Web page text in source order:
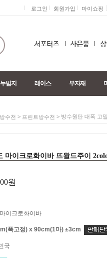
로그인 회원가입 마이쇼핑
누빔지 레이스 부자재
방수천 > 프린트방수천 > 방수원단 대폭 고
마이크로화이바 뜨왈드주이
원
이크로화이바
폭고정) x 90cm(1마) ±3cm
국